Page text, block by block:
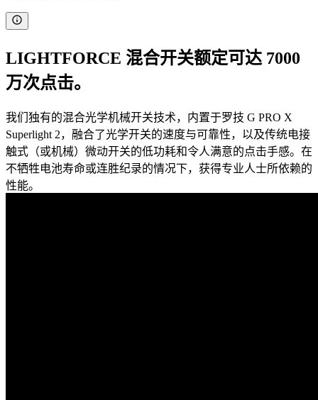
LIGHTFORCE 混合开关额定可达 7000
万次点击。
我们独有的混合光学机械开关技术，内置于罗技 G PRO X
Superlight 2，融合了光学开关的速度与可靠性，以及传统电接
触式（或机械）微动开关的低功耗和令人满意的点击手感。在
不牺牲电池寿命或连胜纪录的情况下，获得专业人士所依赖的
性能。